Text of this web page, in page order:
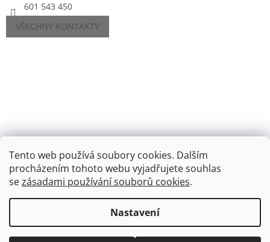
Tento web používá soubory cookies. Dalším
procházením tohoto webu vyjadřujete souhlas
sezásadami používání souborů cookies.
Nastavení
601 543 450
VŠECHNY KONTAKTY
Copyright 2026Cíčko.cz. Všechna práva vyhrazena.Upravit